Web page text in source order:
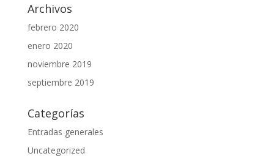
Archivos
febrero 2020
enero 2020
noviembre 2019
septiembre 2019
Categorías
Entradas generales
Uncategorized